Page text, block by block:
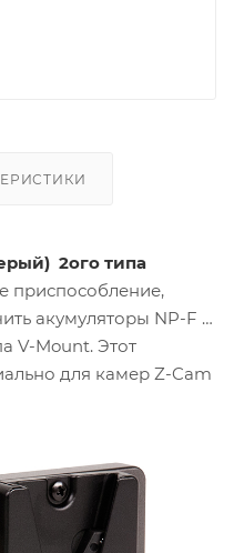
2ого типа
приспособление,
акумуляторы NP-F к
V-Mount. Этот
для камер Z-Cam
питание